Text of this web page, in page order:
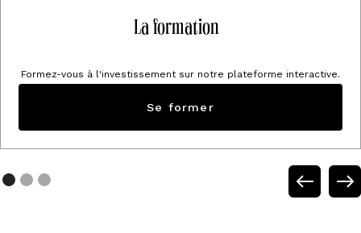
La formation
Formez-vous à l'investissement sur notre plateforme interactive.
Se former